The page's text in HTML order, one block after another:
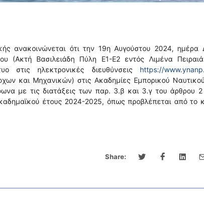
ανακοινώνεται ότι την 19η Αυγούστου 2024, ημέρα
(Ακτή Βασιλειάδη Πύλη Ε1-Ε2 εντός Λιμένα
στις ηλεκτρονικές διευθύνσεις https://
και Μηχανικών) στις Ακαδημίες Εμπορικού
με τις διατάξεις των παρ. 3.β και 3.γ του άρθρου
έτους 2024-2025, όπως προβλέπεται από το
Share: